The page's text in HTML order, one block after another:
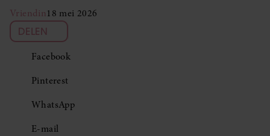
Vriendin18 mei 2026
DELEN
Facebook
Pinterest
WhatsApp
E-mail